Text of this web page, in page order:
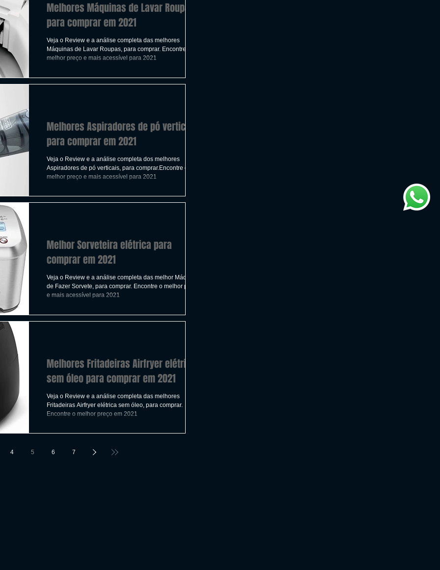
Melhores Máquinas de Lavar Roupas
para comprar em 2021
Veja o Review e a análise completa das melhores
Máquinas de Lavar Roupas, para comprar. Encontre o
melhor preço e mais acessível para 2021
Melhores Aspiradores de pó verticais
para comprar em 2021
Veja o Review e a análise completa dos melhores
Aspiradores de pó verticais, para comprar.Encontre o
melhor preço e mais acessível para 2021
Melhor Sorveteira elétrica para
comprar em 2021
Veja o Review e a análise completa das melhor Máquina
de Fazer Sorvete, para comprar. Encontre o melhor preço
e mais acessível para 2021
Melhores Fritadeiras Airfryer elétrica
sem óleo para comprar em 2021
Veja o Review e a análise completa das melhores
Fritadeiras Airfryer elétrica sem óleo, para comprar.
Encontre o melhor preço em 2021
4 5 6 7